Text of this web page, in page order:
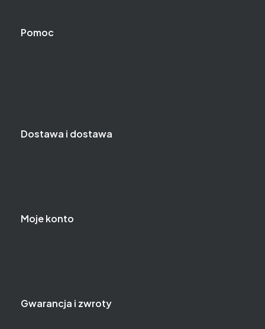
Linki w stopce
Pomoc
Dostawa i dostawa
Moje konto
Gwarancja i zwroty